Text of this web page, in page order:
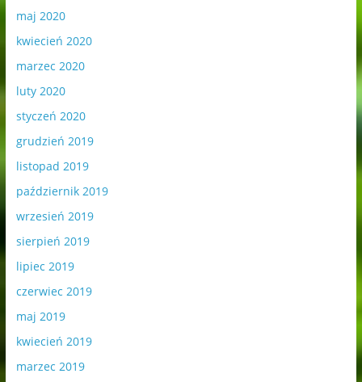
maj 2020
kwiecień 2020
marzec 2020
luty 2020
styczeń 2020
grudzień 2019
listopad 2019
październik 2019
wrzesień 2019
sierpień 2019
lipiec 2019
czerwiec 2019
maj 2019
kwiecień 2019
marzec 2019